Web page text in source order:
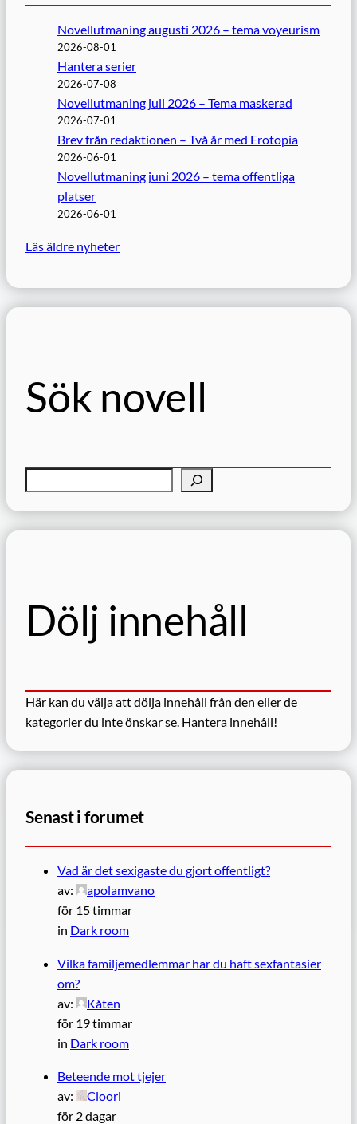
Novellutmaning augusti 2026 – tema voyeurism
2026-08-01
Hantera serier
2026-07-08
Novellutmaning juli 2026 – Tema maskerad
2026-07-01
Brev från redaktionen – Två år med Erotopia
2026-06-01
Novellutmaning juni 2026 – tema offentliga
platser
2026-06-01
Läs äldre nyheter
Sök novell
ö
Dölj innehåll
Här kan du välja att dölja innehåll från den eller de
kategorier du inte önskar se. Hantera innehåll!
Senast i forumet
Vad är det sexigaste du gjort offentligt?
av:
apolamvano
för 15 timmar
in Dark room
Vilka familjemedlemmar har du haft sexfantasier
om?
av:
Kåten
för 19 timmar
in Dark room
Beteende mot tjejer
av:
Cloori
för 2 dagar